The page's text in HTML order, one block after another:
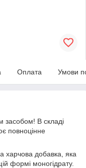
Оплата Умови
засобом! В складі
повноцінне
харчова добавка, яка
формі моногідрату.